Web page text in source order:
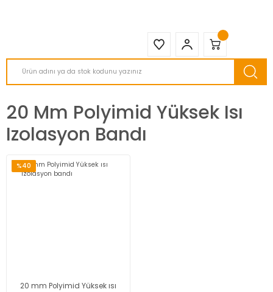
20 Mm Polyimid Yüksek Isı
Izolasyon Bandı
%40
20 mm Polyimid Yüksek ısı